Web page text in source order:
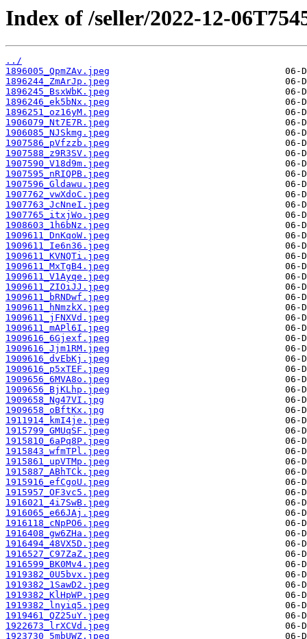
Index of /seller/2022-12-
../
1896005_QpmZAv.jpeg
1896244_ZmArJp.jpeg
1896245_BsxWbK.jpeg
1896246_ek5bNx.jpeg
1896251_oz16yM.jpeg
1906079_Nt7E7R.jpeg
1906085_NJSkmg.jpeg
1907586_pVfzzb.jpeg
1907588_z9R3SV.jpeg
1907590_V18d9m.jpeg
1907595_nRIQPB.jpeg
1907596_Gldawu.jpeg
1907762_vwXdoC.jpeg
1907763_JcNneI.jpeg
1907765_itxjWo.jpeg
1908603_1h6bNz.jpeg
1909611_DnKqoW.jpeg
1909611_Ie6n36.jpeg
1909611_KVNQTi.jpeg
1909611_MxTgB4.jpeg
1909611_V1Ayqe.jpeg
1909611_ZIOiJJ.jpeg
1909611_bRNDwf.jpeg
1909611_hNmzkX.jpeg
1909611_jFNXVd.jpeg
1909611_mAPl6I.jpeg
1909616_6Gjexf.jpeg
1909616_Jjm1RM.jpeg
1909616_dvEbKj.jpeg
1909616_p5xTEF.jpeg
1909656_6MVA8o.jpeg
1909656_BjKLhp.jpeg
1909658_Ng47VI.jpg
1909658_oBftKx.jpg
1911914_kmI4je.jpeg
1915799_GMUqSF.jpeg
1915810_6aPq8P.jpeg
1915843_wfmTPl.jpeg
1915861_upVTMp.jpeg
1915887_ABhTCk.jpeg
1915916_efCgoU.jpeg
1915957_OF3vc5.jpeg
1916021_4i7SwB.jpeg
1916065_e66JAj.jpeg
1916118_cNpPO6.jpeg
1916408_gw6ZHa.jpeg
1916494_48VX5D.jpeg
1916527_C97ZaZ.jpeg
1916599_BK0Mv4.jpeg
1919382_0U5bvx.jpeg
1919382_1SawD2.jpeg
1919382_KlHpWP.jpeg
1919382_lnyiq5.jpeg
1919461_QZ25uY.jpeg
1922673_lrXCVd.jpeg
1923730_5mbUWZ.jpeg